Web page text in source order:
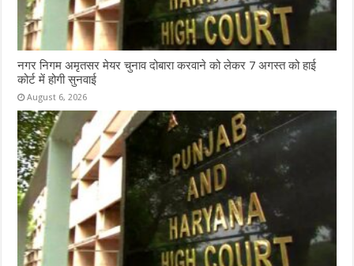
नगर निगम अमृतसर मेयर चुनाव दोबारा करवाने को लेकर 7 अगस्त को हाई
कोर्ट में होगी सुनवाई
August 6, 2026